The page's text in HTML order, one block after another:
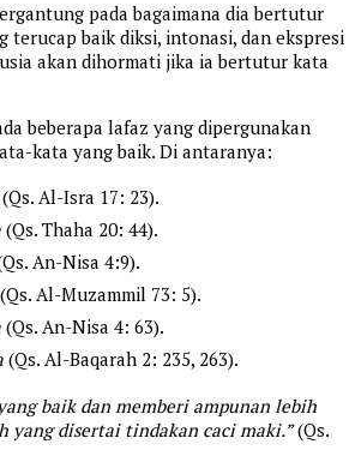
pada bagaimana dia bertutur
terucap baik diksi, intonasi, dan ekspresi
akan dihormati jika ia bertutur kata
beberapa lafaz yang dipergunakan
kata yang baik. Di antaranya:
(Qs. Al-Isra 17: 23).
(Qs. Thaha 20: 44).
An-Nisa 4:9).
(Qs. Al-Muzammil 73: 5).
(Qs. An-Nisa 4: 63).
(Qs. Al-Baqarah 2: 235, 263).
baik dan memberi ampunan lebih
yang disertai tindakan caci maki.”(Qs.